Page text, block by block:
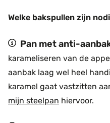
Welke bakspullen zijn
Pan met anti-
karameliseren van de
aanbak laag wel heel
karamel gaat vastzitten
mijn steelpan hiervoor.